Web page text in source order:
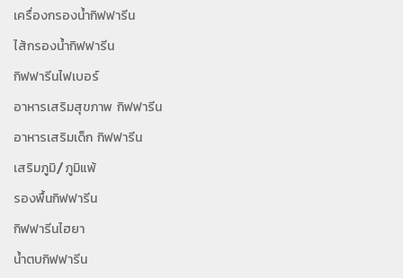
เครื่องกรองน้ำกิฟฟารีน
ไส้กรองน้ำกิฟฟารีน
กิฟฟารีนไฟเบอร์
อาหารเสริมสุขภาพ กิฟฟารีน
อาหารเสริมเด็ก กิฟฟารีน
เสริมภูมิ/ภูมิแพ้
รองพื้นกิฟฟารีน
กิฟฟารีนไฮยา
น้ำตบกิฟฟารีน